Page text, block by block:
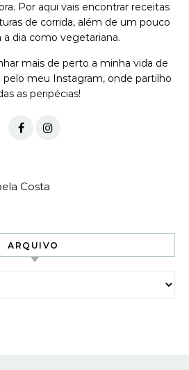
Por aqui vais encontrar receitas
de corrida, além de um pouco
a dia como vegetariana.
mais de perto a minha vida de
pelo meu Instagram, onde partilho
as peripécias!
Costa
ARQUIVO